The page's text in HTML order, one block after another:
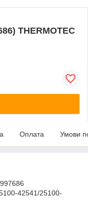
THERMOTEC
Оплата Умови
42541/25100-